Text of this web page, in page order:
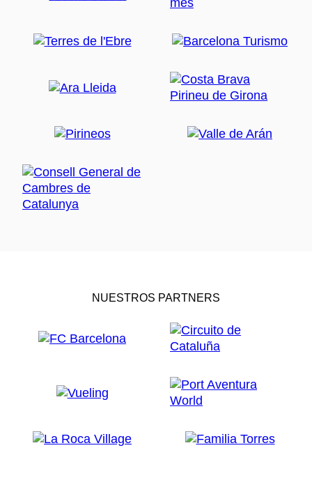
NUESTROS PARTNERS